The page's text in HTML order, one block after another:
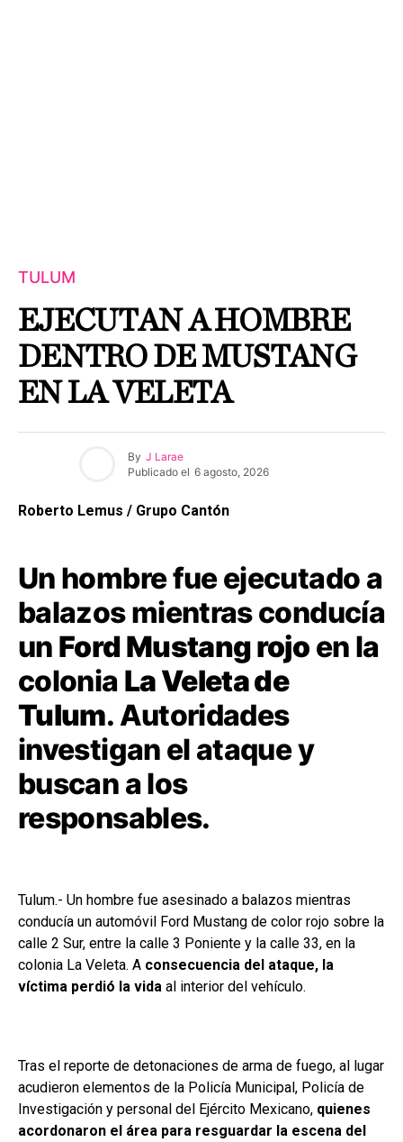
TULUM
EJECUTAN A HOMBRE
DENTRO DE MUSTANG
EN LA VELETA
By J Larae
Publicado el 6 agosto, 2026
Roberto Lemus / Grupo Cantón
Un hombre fue ejecutado a
balazos mientras conducía
un Ford Mustang rojo en la
colonia La Veleta de
Tulum. Autoridades
investigan el ataque y
buscan a los
responsables.
Tulum.- Un hombre fue asesinado a balazos mientras
conducía un automóvil Ford Mustang de color rojo sobre la
calle 2 Sur, entre la calle 3 Poniente y la calle 33, en la
colonia La Veleta. A consecuencia del ataque, la
víctima perdió la vida al interior del vehículo.
Tras el reporte de detonaciones de arma de fuego, al lugar
acudieron elementos de la Policía Municipal, Policía de
Investigación y personal del Ejército Mexicano, quienes
acordonaron el área para resguardar la escena del